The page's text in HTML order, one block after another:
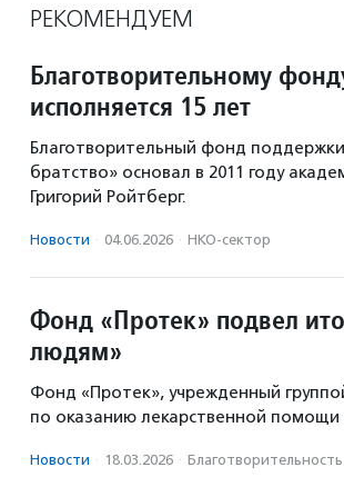
РЕКОМЕНДУЕМ
Благотворительному
исполняется 15 лет
Благотворительный фонд
братство» основал в 2011 году
Григорий Ройтберг.
Новости · 04.06.2026 · НКО-сектор
Фонд «Протек» подвел
людям»
Фонд «Протек», учрежденный
по оказанию лекарственной помощи
Новости · 18.03.2026 ·